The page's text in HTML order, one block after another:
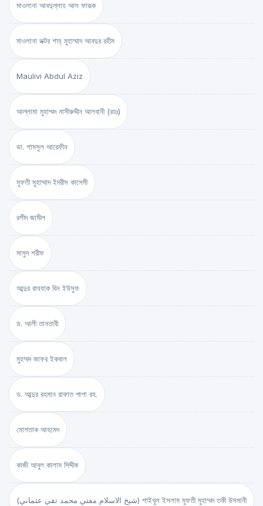
মাওলানা আবদুল্লাহ আল ফারূক
মাওলানা ডক্টর শাহ্‌ মুহাম্মাদ আবদুর রহীম
Maulivi Abdul Aziz
আল্লামা মুহাম্মদ নাসীরুদ্দীন আলবানী (রহঃ)
ডা. শামসুল আরেফীন
মুফতী মুহাম্মাদ ইদরীস কাসেমী
রশীদ জামীল
মাসুদ শরীফ
আব্দুর রাযযাক বিন ইউসুফ
ড. আলী তানতাবী
মুহম্মদ জাফর ইকবাল
ড. আব্দুর রহমান রাফাত পাশা রহ.
মোশতাক আহমেদ
কাজী আবুল কালাম সিদ্দীক
(شيخ الاسلام مفتي محمد تقي عثماني) শাইখুল ইসলাম মুফতী মুহাম্মদ তকী উসমানী